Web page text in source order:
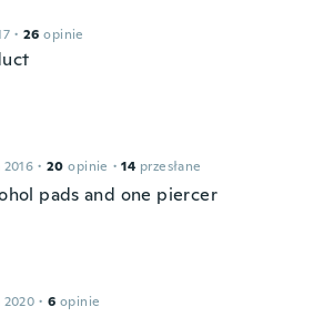
· 26 opinie
2016 · 20 opinie · 14 przesłane
pads and one piercer
2020 · 6 opinie